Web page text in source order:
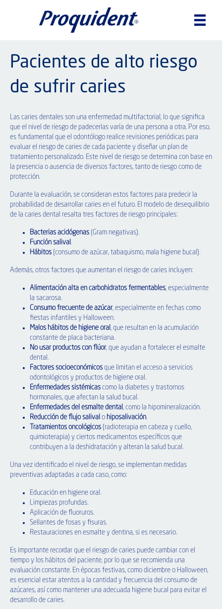
Pacientes de alto riesgo
de sufrir caries
Las caries dentales son una enfermedad multifactorial, lo que significa
que el nivel de riesgo de padecerlas varía de una persona a otra. Por eso,
es fundamental que el odontólogo realice revisiones periódicas para
evaluar el riesgo de caries de cada paciente y diseñar un plan de
tratamiento personalizado. Este nivel de riesgo se determina con base en
la presencia o ausencia de diversos factores, tanto de riesgo como de
protección.
Durante la evaluación, se consideran estos factores para predecir la
probabilidad de desarrollar caries en el futuro. El modelo de desequilibrio
de la caries dental resalta tres factores de riesgo principales:
Bacterias acidógenas (Gram negativas).
Función salival.
Hábitos (consumo de azúcar, tabaquismo, mala higiene bucal).
Además, otros factores que aumentan el riesgo de caries incluyen:
Alimentación alta en carbohidratos fermentables, especialmente
la sacarosa.
Consumo frecuente de azúcar, especialmente en fechas como
fiestas infantiles y Halloween.
Malos hábitos de higiene oral, que resultan en la acumulación
constante de placa bacteriana.
No usar productos con flúor, que ayudan a fortalecer el esmalte
dental.
Factores socioeconómicos que limitan el acceso a servicios
odontológicos y productos de higiene oral.
Enfermedades sistémicas como la diabetes y trastornos
hormonales, que afectan la salud bucal.
Enfermedades del esmalte dental, como la hipomineralización.
Reducción de flujo salival o hiposalivación.
Tratamientos oncológicos (radioterapia en cabeza y cuello,
quimioterapia) y ciertos medicamentos específicos que
contribuyen a la deshidratación y alteran la salud bucal.
Una vez identificado el nivel de riesgo, se implementan medidas
preventivas adaptadas a cada caso, como:
Educación en higiene oral.
Limpiezas profundas.
Aplicación de fluoruros.
Sellantes de fosas y fisuras.
Restauraciones en esmalte y dentina, si es necesario.
Es importante recordar que el riesgo de caries puede cambiar con el
tiempo y los hábitos del paciente, por lo que se recomienda una
evaluación constante. En épocas festivas, como diciembre o Halloween,
es esencial estar atentos a la cantidad y frecuencia del consumo de
azúcares, así como mantener una adecuada higiene bucal para evitar el
desarrollo de caries.